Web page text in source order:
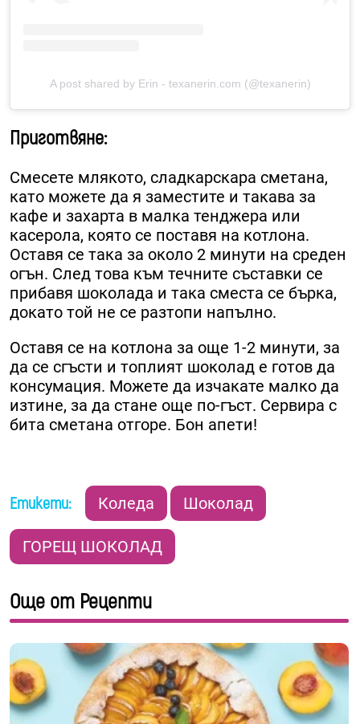
A post shared by Erin - texanerin.com (@texanerin)
Приготвяне:
Смесете млякото, сладкарскара сметана,
като можете да я заместите и такава за
кафе и захарта в малка тенджера или
касерола, която се поставя на котлона.
Оставя се така за около 2 минути на среден
огън. След това към течните съставки се
прибавя шоколада и така сместа се бърка,
докато той не се разтопи напълно.
Оставя се на котлона за още 1-2 минути, за
да се сгъсти и топлият шоколад е готов да
консумация. Можете да изчакате малко да
изтине, за да стане още по-гъст. Сервира с
бита сметана отгоре. Бон апети!
Етикети: Коледа Шоколад
ГОРЕЩ ШОКОЛАД
Още от Рецепти